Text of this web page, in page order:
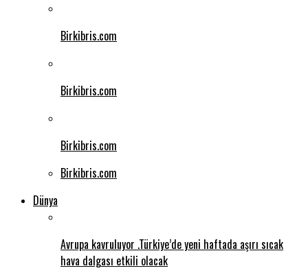
Birkibris.com
Birkibris.com
Birkibris.com
Birkibris.com
Dünya
Avrupa kavruluyor .Türkiye’de yeni haftada aşırı sıcak
hava dalgası etkili olacak